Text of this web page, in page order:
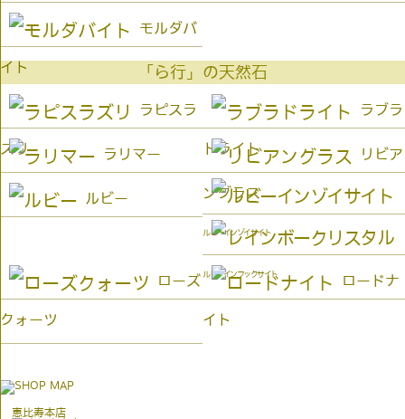
モルダバ
イト 「ら行」の天然石
ラピスラ
ズリ
ラブラ
ドライト
ラリマー リビア
ングラス
ルビー
ルビーインゾイサイト
ルビーインフックサイト
ローズ
クォーツ
ロードナ
イト
恵比寿本店